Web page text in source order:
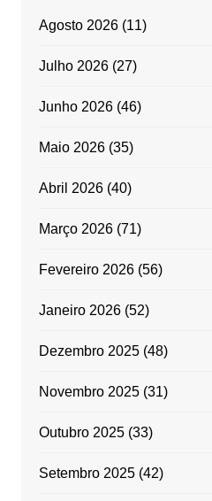
Agosto 2026(11)
Julho 2026(27)
Junho 2026(46)
Maio 2026(35)
Abril 2026(40)
Março 2026(71)
Fevereiro 2026(56)
Janeiro 2026(52)
Dezembro 2025(48)
Novembro 2025(31)
Outubro 2025(33)
Setembro 2025(42)